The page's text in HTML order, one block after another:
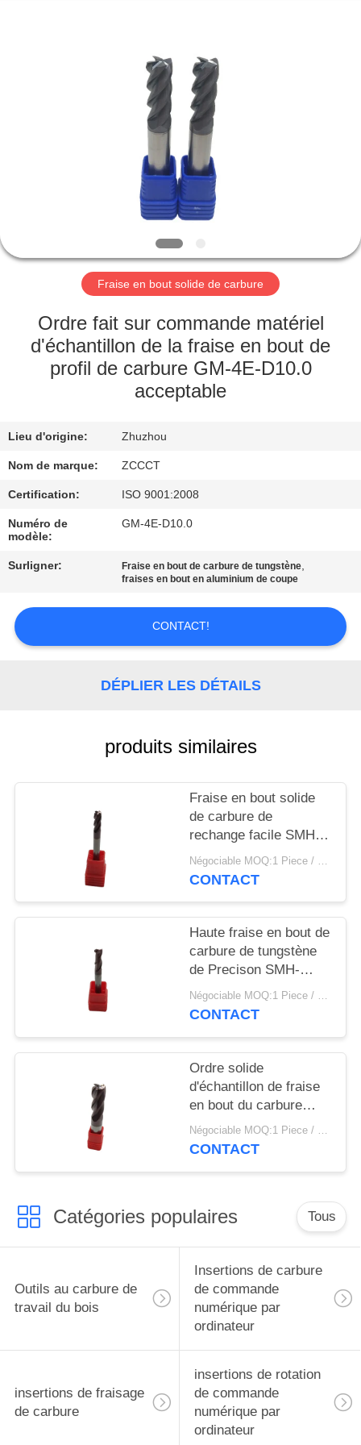
DE
NOUS
VISITE
D'USINE
QUALITÉ
CONTACTEZ-
NOUS
NOUVELLES
DEMANDEZ
UNE
CITATION
SITE
POLITIQUE
CONFIDENTIALITÉ
Fraise en bout solide de carbure
Ordre fait sur commande matériel
d'échantillon de la fraise en bout de
profil de carbure GM-4E-D10.0
acceptable
Lieu d'origine: Zhuzhou
Nom de marque: ZCCCT
Certification: ISO 9001:2008
Numéro de
modèle:
GM-4E-D10.0
Surligner: Fraise en bout de carbure de tungstène,
fraises en bout en aluminium de coupe
CONTACT!
DÉPLIER LES DÉTAILS
produits similaires
Fraise en bout solide
de carbure de
rechange facile SMH-
4EA45M-D4R1 pour
l'acier de moule
Négociable MOQ:1 Piece / Pieces
CONTACT
Haute fraise en bout de
carbure de tungstène
de Precison SMH-
2EA45M-D4 avec la
résistance à l'usure
Négociable MOQ:1 Piece / Pieces
CONTACT
Ordre solide
d'échantillon de fraise
en bout du carbure
SMH-4EA45M-D12R1
acceptable
Négociable MOQ:1 Piece / Pieces
CONTACT
Catégories populaires Tous
Outils au carbure de
travail du bois
Insertions de carbure
de commande
numérique par
ordinateur
insertions de fraisage
de carbure
insertions de rotation
de commande
numérique par
ordinateur